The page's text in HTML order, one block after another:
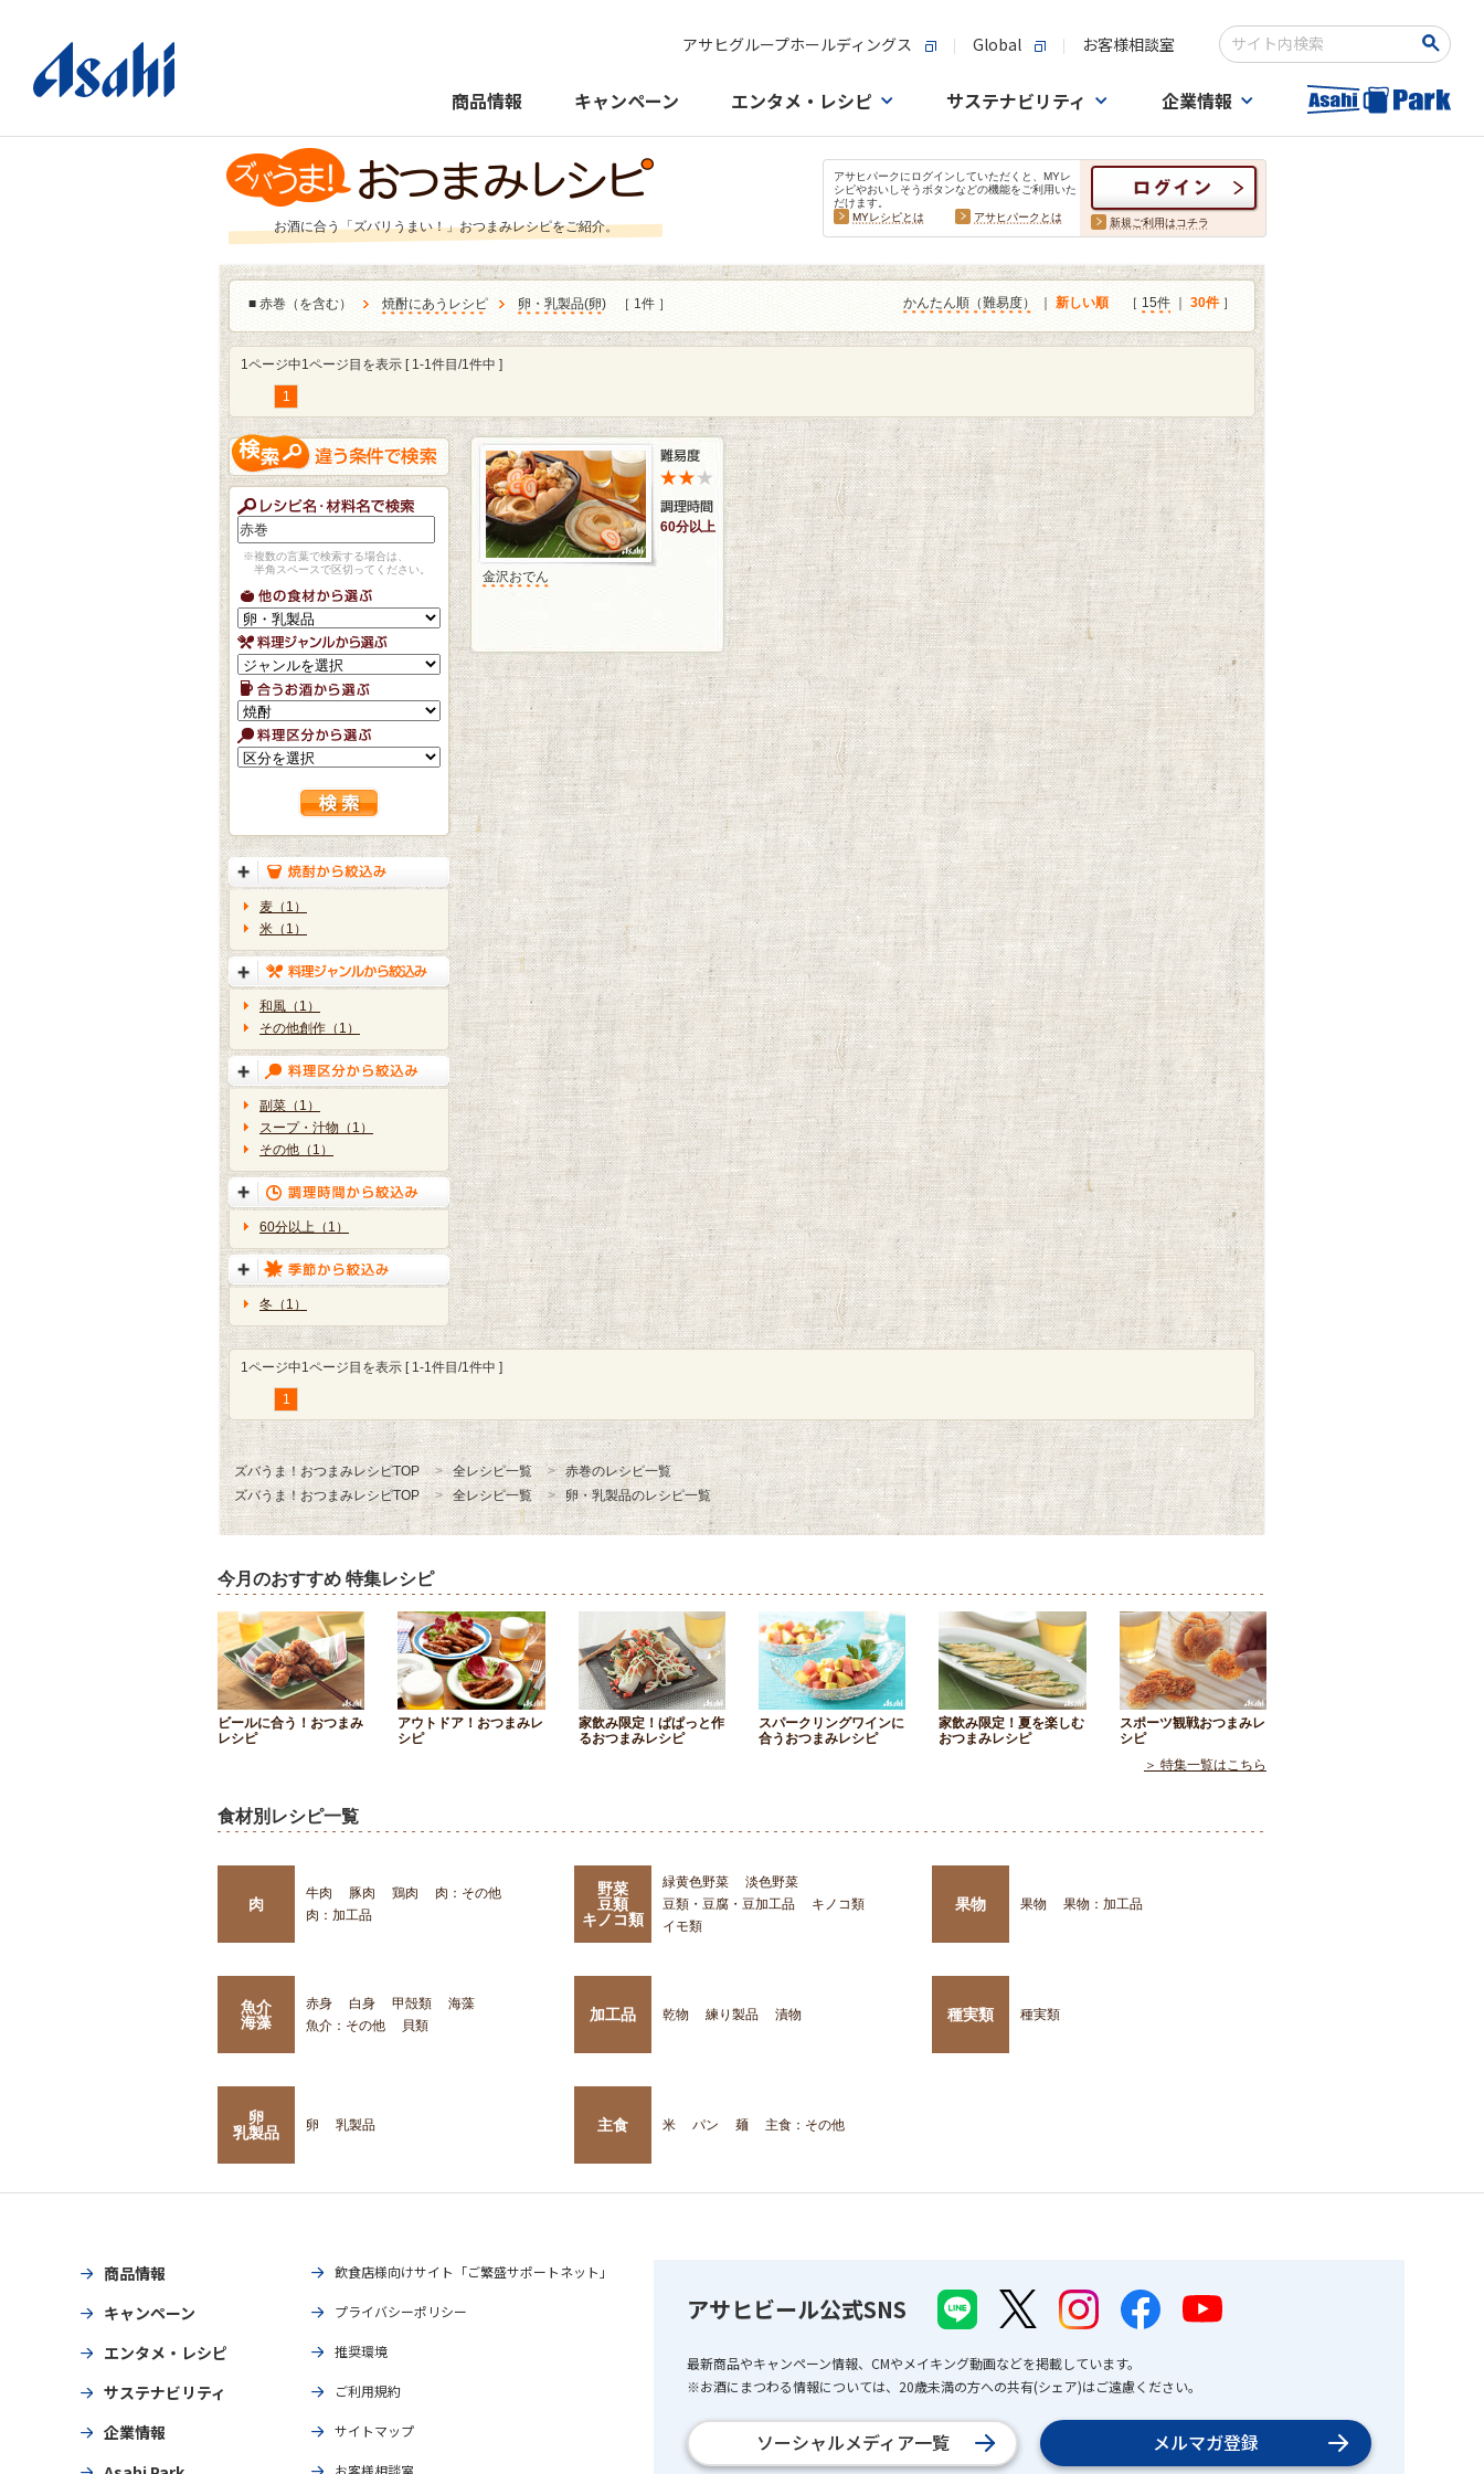
アサヒグループホールディングス Global お客様相談室
検索キーワード入力
商品情報 キャンペーン エンタメ・レシピ サステナビリティ 企業情報
お酒に合う「ズバリうまい！」おつまみレシピをご紹介。
アサヒパークにログインしていただくと、MYレ
シピやおいしそうボタンなどの機能をご利用いた
だけます。
MYレシピとは
アサヒパークとは 新規ご利用はコチラ
■ 赤巻（を含む） 焼酎にあうレシピ 卵・乳製品(卵) ［ 1件 ］ かんたん順（難易度） 新しい順 ［ 15件 30件 ］
1ページ中1ページ目を表示 [ 1-1件目/1件中 ]
1
※複数の言葉で検索する場合は、
半角スペースで区切ってください。
麦（1）
米（1）
和風（1）
その他創作（1）
副菜（1）
スープ・汁物（1）
その他（1）
60分以上（1）
冬（1）
60分以上
金沢おでん
1ページ中1ページ目を表示 [ 1-1件目/1件中 ]
1
ズバうま！おつまみレシピTOP 全レシピ一覧
赤巻のレシピ一覧
ズバうま！おつまみレシピTOP
全レシピ一覧 卵・乳製品のレシピ一覧
今月のおすすめ 特集レシピ
ビールに合う！おつまみ
レシピ
アウトドア！おつまみレ
シピ
家飲み限定！ぱぱっと作
るおつまみレシピ
スパークリングワインに
合うおつまみレシピ
家飲み限定！夏を楽しむ
おつまみレシピ
スポーツ観戦おつまみレ
シピ
＞ 特集一覧はこちら
食材別レシピ一覧
肉
牛肉 豚肉 鶏肉
肉：その他
肉：加工品
野菜
豆類
キノコ類
緑黄色野菜
淡色野菜
豆類・豆腐・豆加工品
キノコ類
イモ類
果物 果物 果物：加工品
魚介
海藻
赤身 白身 甲殻類
海藻
魚介：その他
貝類
加工品 乾物 練り製品 漬物 種実類 種実類
卵
乳製品
卵 乳製品 主食 米 パン 麺 主食：その他
商品情報
キャンペーン
エンタメ・レシピ
サステナビリティ
企業情報
飲食店様向けサイト「ご繁盛サポートネット」
プライバシーポリシー
推奨環境
ご利用規約
サイトマップ
お客様相談室
アサヒビール公式SNS
最新商品やキャンペーン情報、CMやメイキング動画などを掲載しています。
※お酒にまつわる情報については、20歳未満の方への共有(シェア)はご遠慮ください。
ソーシャルメディア一覧 メルマガ登録